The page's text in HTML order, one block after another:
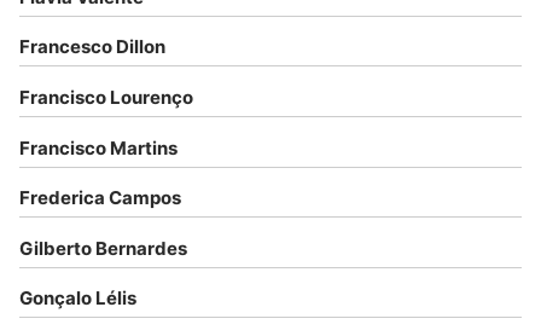
Francesco Dillon
Francisco Lourenço
Francisco Martins
Frederica Campos
Gilberto Bernardes
Gonçalo Lélis